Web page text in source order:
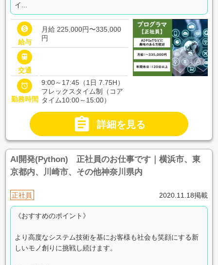
イ...

給与
月給 225,000円〜335,000
円

交通

勤務時間
9:00～17:45（1日 7.75H）
フレックスタイム制（コア
タイム10:00～15:00）
 詳細を見る
AI開発(Python) 正社員のお仕事です｜横浜市、東
京都内、川崎市、その他神奈川県内
正社員 2020.11.18掲載
《おすすめのポイント》
より高度なシステム技術を基にお客様も社会も笑顔にする新
しいモノ創りに挑戦し続けます。